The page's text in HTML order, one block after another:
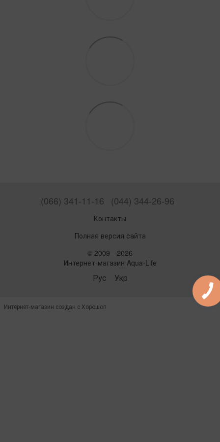
(066) 341-11-16 (044) 344-26-96
Контакты
Полная версия сайта
© 2009—2026
Интернет-магазин Aqua-Life
Рус Укр
Интернет-магазин создан с Хорошоп